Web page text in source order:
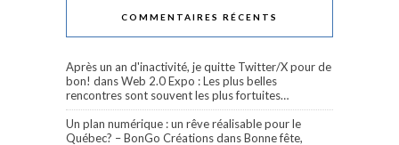
COMMENTAIRES RÉCENTS
Après un an d'inactivité, je quitte Twitter/X pour de
bon! dansWeb 2.0 Expo : Les plus belles
rencontres sont souvent les plus fortuites…
Un plan numérique : un rêve réalisable pour le
Québec? – BonGo CréationsdansBonne fête,